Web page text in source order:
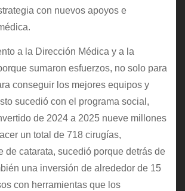
con nuevos apoyos e
a la Dirección Médica y a la
sumaron esfuerzos, no solo para
conseguir los mejores equipos y
sucedió con el programa social,
de 2024 a 2025 nueve millones
un total de 718 cirugías,
de catarata, sucedió porque detrás de
una inversión de alrededor de 15
con herramientas que los